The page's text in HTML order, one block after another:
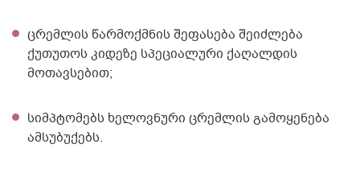
ცრემლის წარმოქმნის შეფასება შეიძლება
ქუთუთოს კიდეზე სპეციალური ქაღალდის
მოთავსებით;
სიმპტომებს ხელოვნური ცრემლის გამოყენება
ამსუბუქებს.